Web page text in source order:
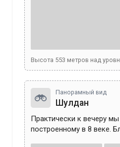
Высота 553 метров над
Панорамный вид
Шулдан
Практически к вечеру
построенному в 8 веке.